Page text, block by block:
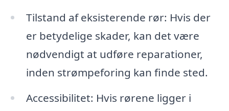
Tilstand af eksisterende rør: Hvis der
er betydelige skader, kan det være
nødvendigt at udføre reparationer,
inden strømpeforing kan finde sted.
Accessibilitet: Hvis rørene ligger i